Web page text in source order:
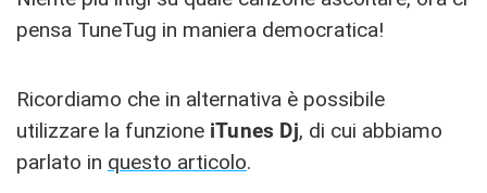
pensa TuneTug in maniera democratica!
Ricordiamo che in alternativa è possibile
utilizzare la funzione iTunes Dj, di cui abbiamo
parlato in questo articolo.